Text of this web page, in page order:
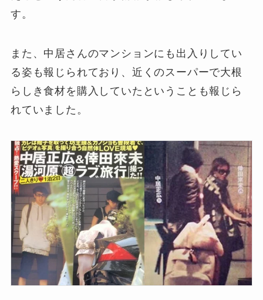
す。
また、中居さんのマンションにも出入りしてい
る姿も報じられており、近くのスーパーで大根
らしき食材を購入していたということも報じら
れていました。